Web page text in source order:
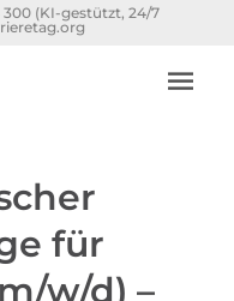
300 (KI-gestützt, 24/7
für
w/d) –